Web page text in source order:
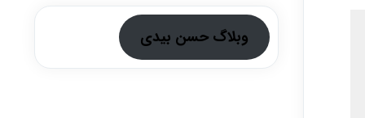
وبلاگ حسن بیدی